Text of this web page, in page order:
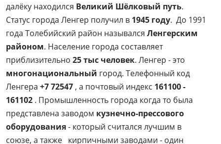
далёку находился Великий Шёлковый путь.
Статус города Ленгер получил в 1945 году. До 1991
года Толебийский район назывался Ленгерским
районом. Население города составляет
приблизительно 25 тыс человек. Ленгер - это
многонациональный город. Телефонный код
Ленгера +7 72547 , а почтовый индекс 161100 -
161102 . Промышленность города когда то была
представлена заводом кузнечно-прессового
оборудования- который считался лучшим в
союзе, а также кирпичными заводами - один